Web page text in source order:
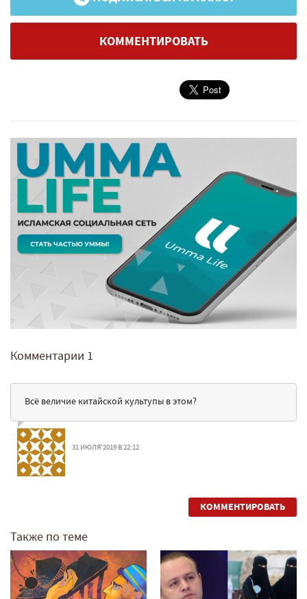
КОММЕНТИРОВАТЬ
Комментарии 1
Всё величие китайской культупы в этом?
31 ИЮЛЯ'2019 В 22:12
КОММЕНТИРОВАТЬ
Также по теме